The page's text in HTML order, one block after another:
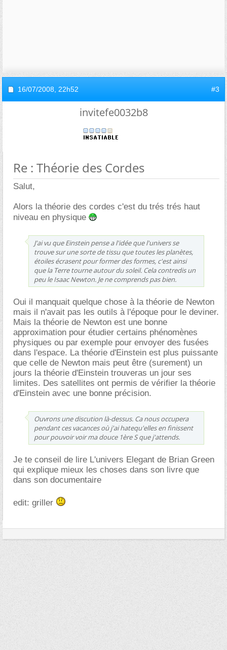
16/07/2008, 22h52 #3
invitefe0032b8
Re : Théorie des Cordes
Salut,
Alors la théorie des cordes c'est du trés trés haut
niveau en physique
J'ai vu que Einstein pense a l'idée que l'univers se
trouve sur une sorte de tissu que toutes les planètes,
étoiles écrasent pour former des formes, c'est ainsi
que la Terre tourne autour du soleil. Cela contredis un
peu le Isaac Newton. Je ne comprends pas bien.
Oui il manquait quelque chose à la théorie de Newton
mais il n'avait pas les outils à l'époque pour le deviner.
Mais la théorie de Newton est une bonne
approximation pour étudier certains phénomènes
physiques ou par exemple pour envoyer des fusées
dans l'espace. La théorie d'Einstein est plus puissante
que celle de Newton mais peut être (surement) un
jours la théorie d'Einstein trouveras un jour ses
limites. Des satellites ont permis de vérifier la théorie
d'Einstein avec une bonne précision.
Ouvrons une discution là-dessus. Ca nous occupera
pendant ces vacances où j'ai hatequ'elles en finissent
pour pouvoir voir ma douce 1ère S que j'attends.
Je te conseil de lire L'univers Elegant de Brian Green
qui explique mieux les choses dans son livre que
dans son documentaire
edit: griller